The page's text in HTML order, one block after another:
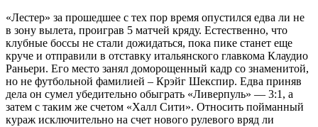
«Лестер» за прошедшее с тех пор время опустился едва ли не
в зону вылета, проиграв 5 матчей кряду. Естественно, что
клубные боссы не стали дожидаться, пока пике станет еще
круче и отправили в отставку итальянского главкома Клаудио
Раньери. Его место занял доморощенный кадр со знаменитой,
но не футбольной фамилией – Крэйг Шекспир. Едва приняв
дела он сумел убедительно обыграть «Ливерпуль» — 3:1, а
затем с таким же счетом «Халл Сити». Относить пойманный
кураж исключительно на счет нового рулевого вряд ли